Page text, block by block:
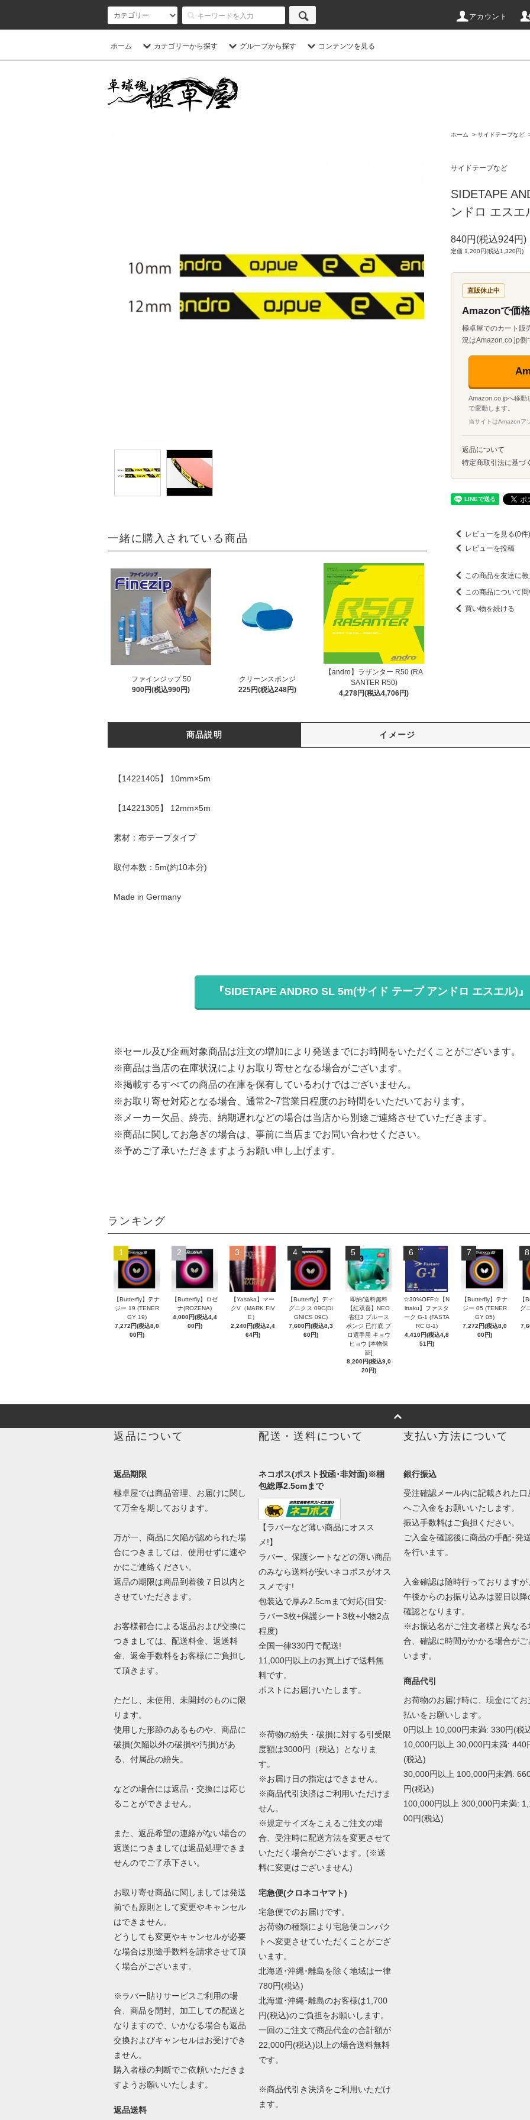
アカウント
ホーム カテゴリーから探す グループから探す コンテンツを見る
一緒に購入されている商品
ファインジップ 50
900円(税込990円)
クリーンスポンジ
225円(税込248円)
【andro】ラザンター R50 (RA
SANTER R50)
4,278円(税込4,706円)
ホーム > サイドテープなど
サイドテープなど
SIDETAPE
ンドロ エスエ
840円(税込924円)
定価 1,200円(税込1,320円)
直販休止中
Amazonで価
極卓屋でのカート販
況はAmazon.co.jp側
Amazon.co.jpへ移動
で変動します。
当サイトはAmazonア
返品について
特定商取引法に基づ
レビューを見る(0件)
レビューを投稿
この商品を友達に教
この商品について
買い物を続ける
商品説明 イメージ
【14221405】 10mm×5m
【14221305】 12mm×5m
素材：布テープタイプ
取付本数：5m(約10本分)
Made in Germany
『SIDETAPE ANDRO SL 5m(サイド テープ アンドロ エスエル)
※セール及び企画対象商品は注文の増加により発送までにお時間をいただくことがございます。
※商品は当店の在庫状況によりお取り寄せとなる場合がございます。
※掲載するすべての商品の在庫を保有しているわけではございません。
※お取り寄せ対応となる場合、通常2~7営業日程度のお時間をいただいております。
※メーカー欠品、終売、納期遅れなどの場合は当店から別途ご連絡させていただきます。
※商品に関してお急ぎの場合は、事前に当店までお問い合わせください。
※予めご了承いただきますようお願い申し上げます。
ランキング
1
【Butterfly】テナ
ジー 19 (TENER
GY 19)
7,272円(税込8,0
00円)
2
【Butterfly】ロゼ
ナ(ROZENA)
4,000円(税込4,4
00円)
3
【Yasaka】マー
クV（MARK FIV
E）
2,240円(税込2,4
64円)
4
【Butterfly】ディ
グニクス 09C(DI
GNICS 09C)
7,600円(税込8,3
60円)
5
即納/送料無料
【紅双喜】NEO
省狂3 ブルース
ポンジ 已打底 プ
ロ選手用 キョウ
ヒョウ [本物保
証]
8,200円(税込9,0
20円)
6
☆30%OFF☆【N
ittaku】ファスタ
ーク G-1 (FASTA
RC G-1)
4,410円(税込4,8
51円)
7
【Butterfly】テナ
ジー 05 (TENER
GY 05)
7,272円(税込8,0
00円)
8
【
グ
返品について
返品期限
極卓屋では商品管理、お届けに関し
て万全を期しております。
万が一、商品に欠陥が認められた場
合につきましては、使用せずに速や
かにご連絡ください。
返品の期限は商品到着後７日以内と
させていただきます。
お客様都合による返品および交換に
つきましては、配送料金、返送料
金、返金手数料をお客様にご負担し
て頂きます。
ただし、未使用、未開封のものに限
ります。
使用した形跡のあるものや、商品に
破損(欠陥以外の破損や汚損)があ
る、付属品の紛失。
などの場合には返品・交換には応じ
ることができません。
また、返品希望の連絡がない場合の
返送につきましては返品処理できま
せんのでご了承下さい。
お取り寄せ商品に関しましては発送
前でも原則として変更やキャンセル
はできません。
どうしても変更やキャンセルが必要
な場合は別途手数料を請求させて頂
く場合がございます。
※ラバー貼りサービスご利用の場
合、商品を開封、加工しての配送と
なりますので、いかなる場合も返品
交換およびキャンセルはお受けでき
ません。
購入者様の判断でご依頼いただきま
すようお願いいたします。
返品送料
配送・送料について
ネコポス(ポスト投函･非対面)※梱
包総厚2.5cmまで
【ラバーなど薄い商品にオスス
メ!】
ラバー、保護シートなどの薄い商品
のみなら送料が安いネコポスがオス
スメです!
包装込で厚み2.5cmまで対応(目安:
ラバー3枚+保護シート3枚+小物2点
程度)
全国一律330円で配送!
11,000円以上のお買上げで送料無
料です。
ポストにお届けいたします。
※荷物の紛失・破損に対する引受限
度額は3000円（税込）となりま
す。
※お届け日の指定はできません。
※商品代引決済はご利用いただけま
せん。
※規定サイズをこえるご注文の場
合、受注時に配送方法を変更させて
いただく場合がございます。(※送
料に変更はございません)
宅急便(クロネコヤマト)
宅急便でのお届けです。
お荷物の種類により宅急便コンパク
トへ変更させていただくことがござ
います。
北海道･沖縄･離島を除く地域は一律
780円(税込)
北海道･沖縄･離島のお客様は1,700
円(税込)のご負担をお願いします。
一回のご注文で商品代金の合計額が
22,000円(税込)以上の場合送料無料
です。
※商品代引き決済をご利用いただけ
ます。
支払い方法について
銀行振込
受注確認メール内に記載された口
へご入金をお願いいたします。
振込手数料はご負担ください。
ご入金を確認後に商品の手配･発
を行います。
入金確認は随時行っておりますが
午後からのお振り込みは翌日以降
確認となります。
※お振込名がご注文者様と異なる
合、確認に時間がかかる場合がご
います。
商品代引
お荷物のお届け時に、現金にてお
払いをお願いします。
0円以上 10,000円未満: 330円(税
10,000円以上 30,000円未満: 440
(税込)
30,000円以上 100,000円未満:
円(税込)
100,000円以上 300,000円未満:
00円(税込)